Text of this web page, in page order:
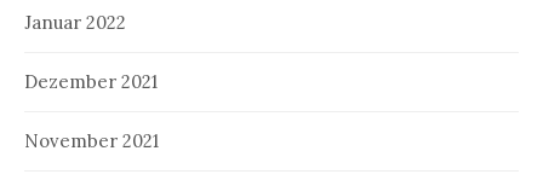
Januar 2022
Dezember 2021
November 2021